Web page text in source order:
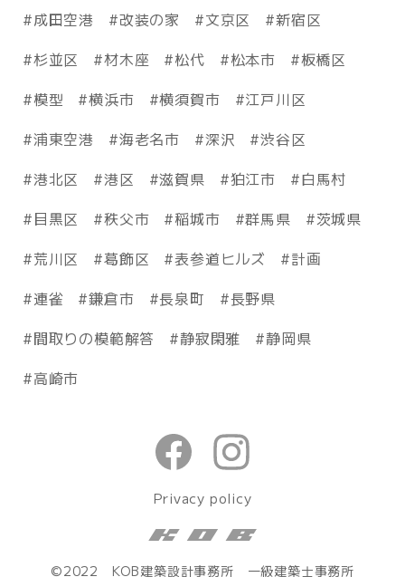
成田空港
改装の家 文京区
新宿区
杉並区
材木座 松代 松本市
板橋区
模型
横浜市 横須賀市
江戸川区
浦東空港
海老名市 深沢
渋谷区
港北区
港区 滋賀県 狛江市
白馬村
目黒区
秩父市 稲城市 群馬県
茨城県
荒川区
葛飾区 表参道ヒルズ
計画
連雀
鎌倉市 長泉町
長野県
間取りの模範解答
静寂閑雅
静岡県
高崎市
Privacy policy
©2022 KOB建築設計事務所 一級建築士事務所